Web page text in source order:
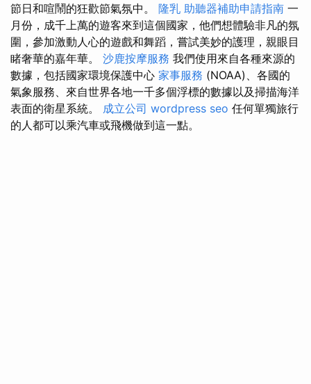
節日和喧鬧的狂歡節氣氛中。 隆乳 助聽器補助申請指南 一
月份，成千上萬的遊客來到這個國家，他們想體驗非凡的氛
圍，參加激動人心的遊戲和舞蹈，嘗試美妙的護理，親眼目
睹奢華的嘉年華。 沙鹿按摩服務 我們使用來自各種來源的
數據，包括國家環境保護中心 家事服務 (NOAA)、各國的
氣象服務、來自世界各地一千多個浮標的數據以及掃描海洋
表面的衛星系統。 成立公司 wordpress seo 任何單獨旅行
的人都可以乘汽車或飛機做到這一點。